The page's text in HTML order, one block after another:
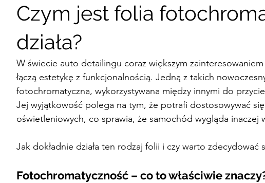
Czym jest folia
działa?
W świecie auto detailingu coraz większym
łączą estetykę z funkcjonalnością. Jedną z takich
fotochromatyczna, wykorzystywana między innymi do
Jej wyjątkowość polega na tym, że potrafi dostosowywać
oświetleniowych, co sprawia, że samochód wygląda inaczej
Jak dokładnie działa ten rodzaj folii i czy warto zdecydować
Fotochromatyczność – co to właściwie